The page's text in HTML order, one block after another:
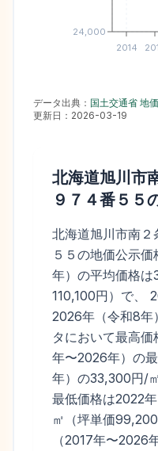
2014
24,000
データ出典： 国土交通省 地
更新日： 2026-03-19
北海道旭川市
９７４番５５
北海道旭川市南２
５５の地価公示
年）の平均価格
110,100円）で、
2026年（令和8年
タにおいて最高
年〜2026年）の
年）の33,300円/
最低価格は2022
㎡（坪単価
（2017年〜2026